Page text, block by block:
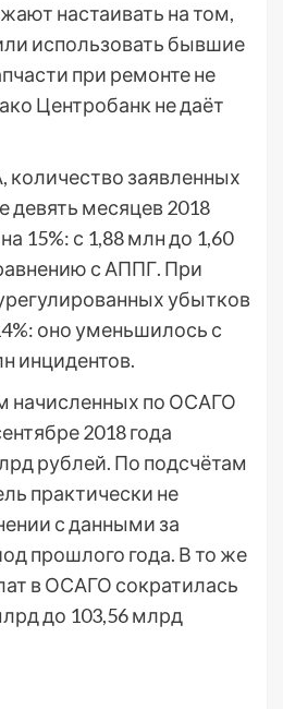
настаивать на том,
использовать бывшие
при ремонте не
Центробанк не даёт
количество заявленных
девять месяцев 2018
15%: с 1,88 млн до 1,60
с АППГ. При
убытков
оно уменьшилось с
инцидентов.
начисленных по ОСАГО
2018 года
рублей. По подсчётам
практически не
с данными за
прошлого года. В то же
в ОСАГО сократилась
до 103,56 млрд